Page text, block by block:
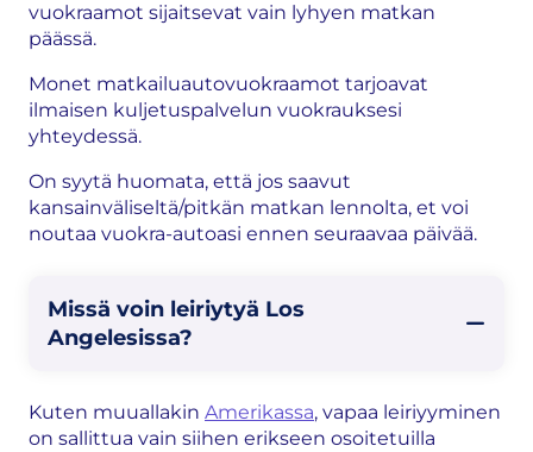
vuokraamot sijaitsevat vain lyhyen matkan
päässä.
Monet matkailuautovuokraamot tarjoavat
ilmaisen kuljetuspalvelun vuokrauksesi
yhteydessä.
On syytä huomata, että jos saavut
kansainväliseltä/pitkän matkan lennolta, et voi
noutaa vuokra-autoasi ennen seuraavaa päivää.
Missä voin leiriytyä Los
Angelesissa?
Kuten muuallakin Amerikassa, vapaa leiriyyminen
on sallittua vain siihen erikseen osoitetuilla